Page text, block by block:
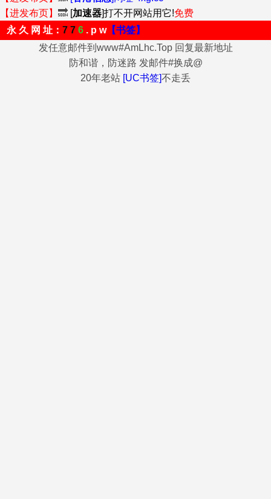
【进发布页】 🔜 [加速器]打不开网站用它!免费
永 久 网 址： 7 7 6 . p w【书签】
发任意邮件到www#AmLhc.Top 回复最新地址
防和谐，防迷路 发邮件#换成@
20年老站 [UC书签]不走丢